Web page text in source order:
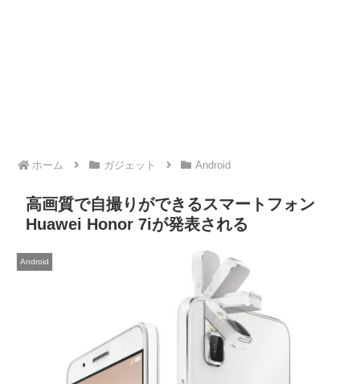
ホーム ガジェット Android
高画質で自撮りができるスマートフォン
Huawei Honor 7iが発表される
Android